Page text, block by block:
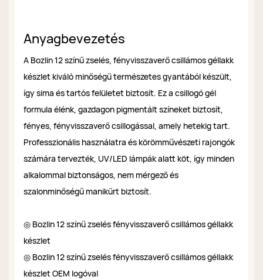
Anyagbevezetés
A Bozlin 12 színű zselés, fényvisszaverő csillámos géllakk
készlet kiváló minőségű természetes gyantából készült,
így sima és tartós felületet biztosít. Ez a csillogó gél
formula élénk, gazdagon pigmentált színeket biztosít,
fényes, fényvisszaverő csillogással, amely hetekig tart.
Professzionális használatra és körömművészeti rajongók
számára tervezték, UV/LED lámpák alatt köt, így minden
alkalommal biztonságos, nem mérgező és
szalonminőségű manikűrt biztosít.
◎ Bozlin 12 színű zselés fényvisszaverő csillámos géllakk
készlet
◎ Bozlin 12 színű zselés fényvisszaverő csillámos géllakk
készlet OEM logóval